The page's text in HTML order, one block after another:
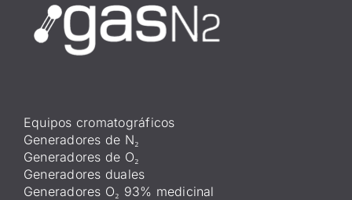
Equipos cromatográficos
Generadores de N₂
Generadores de O₂
Generadores duales
Generadores O₂ 93% medicinal